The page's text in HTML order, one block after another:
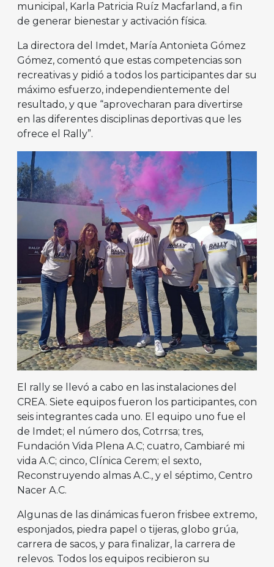
municipal, Karla Patricia Ruíz Macfarland, a fin
de generar bienestar y activación física.
La directora del Imdet, María Antonieta Gómez
Gómez, comentó que estas competencias son
recreativas y pidió a todos los participantes dar su
máximo esfuerzo, independientemente del
resultado, y que “aprovecharan para divertirse
en las diferentes disciplinas deportivas que les
ofrece el Rally”.
El rally se llevó a cabo en las instalaciones del
CREA. Siete equipos fueron los participantes, con
seis integrantes cada uno. El equipo uno fue el
de Imdet; el número dos, Cotrrsa; tres,
Fundación Vida Plena A.C; cuatro, Cambiaré mi
vida A.C; cinco, Clínica Cerem; el sexto,
Reconstruyendo almas A.C., y el séptimo, Centro
Nacer A.C.
Algunas de las dinámicas fueron frisbee extremo,
esponjados, piedra papel o tijeras, globo grúa,
carrera de sacos, y para finalizar, la carrera de
relevos. Todos los equipos recibieron su